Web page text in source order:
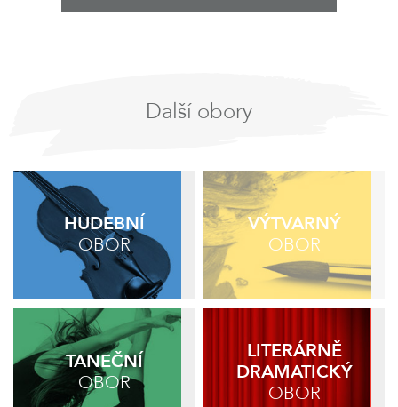
Další obory
HUDEBNÍ
OBOR
VÝTVARNÝ
OBOR
TANEČNÍ
OBOR
LITERÁRNĚ
DRAMATICKÝ
OBOR